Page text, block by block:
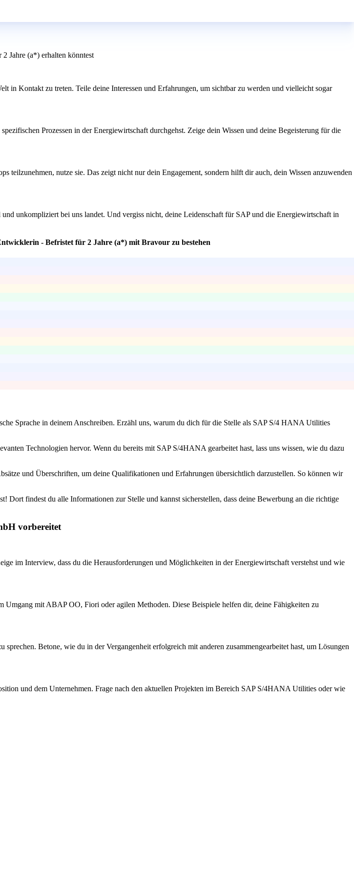
Jahre (a*) erhalten könntest
in Kontakt zu treten. Teile deine Interessen und Erfahrungen, um sichtbar zu werden und vielleicht sogar
Prozessen in der Energiewirtschaft durchgehst. Zeige dein Wissen und deine Begeisterung für die
teilzunehmen, nutze sie. Das zeigt nicht nur dein Engagement, sondern hilft dir auch, dein Wissen anzuwenden
unkompliziert bei uns landet. Und vergiss nicht, deine Leidenschaft für SAP und die Energiewirtschaft in
- Befristet für 2 Jahre (a*) mit Bravour zu bestehen
Sprache in deinem Anschreiben. Erzähl uns, warum du dich für die Stelle als SAP S/4 HANA Utilities
Technologien hervor. Wenn du bereits mit SAP S/4HANA gearbeitet hast, lass uns wissen, wie du dazu
und Überschriften, um deine Qualifikationen und Erfahrungen übersichtlich darzustellen. So können wir
Dort findest du alle Informationen zur Stelle und kannst sicherstellen, dass deine Bewerbung an die richtige
vorbereitet
im Interview, dass du die Herausforderungen und Möglichkeiten in der Energiewirtschaft verstehst und wie
Umgang mit ABAP OO, Fiori oder agilen Methoden. Diese Beispiele helfen dir, deine Fähigkeiten zu
Betone, wie du in der Vergangenheit erfolgreich mit anderen zusammengearbeitet hast, um Lösungen
und dem Unternehmen. Frage nach den aktuellen Projekten im Bereich SAP S/4HANA Utilities oder wie